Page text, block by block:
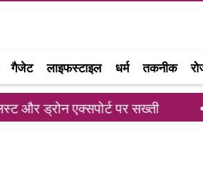
गैजेट लाइफस्टाइल धर्म तकनीक
एक्सपोर्ट पर सख्ती